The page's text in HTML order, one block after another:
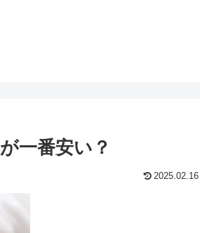
一番安い？
2025.02.16